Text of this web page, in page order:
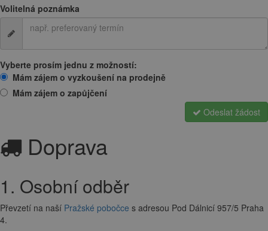
Volitelná poznámka
Vyberte prosím jednu z možností:
Mám zájem o vyzkoušení na prodejně
Mám zájem o zapůjčení
Odeslat žádost
Doprava
1. Osobní odběr
Převzetí na naší Pražské pobočce s adresou Pod Dálnicí 957/5 Praha
4.